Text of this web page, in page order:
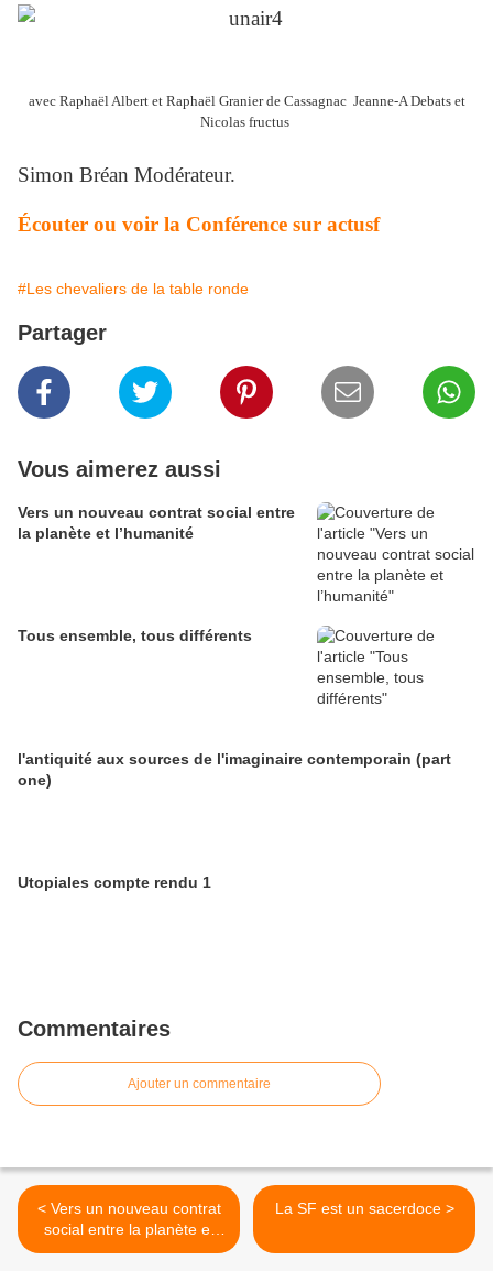
avec Raphaël Albert et Raphaël Granier de Cassagnac Jeanne-A Debats et
Nicolas fructus
Simon Bréan Modérateur.
Écouter ou voir la Conférence sur actusf
#Les chevaliers de la table ronde
Partager
Vous aimerez aussi
Vers un nouveau contrat social entre
la planète et l’humanité
Tous ensemble, tous différents
l'antiquité aux sources de l'imaginaire contemporain (part
one)
Utopiales compte rendu 1
Commentaires
Ajouter un commentaire
< Vers un nouveau contrat
social entre la planète et
l’humanité
La SF est un sacerdoce >